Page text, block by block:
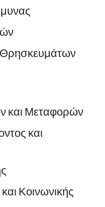
Θρησκευμάτων
και Μεταφορών
και
Κοινωνικής